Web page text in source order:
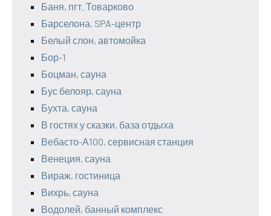
Баня, пгт. Товарково
Барселона, SPA-центр
Белый слон, автомойка
Бор-1
Боцман, сауна
Бус белояр, сауна
Бухта, сауна
В гостях у сказки, база отдыха
Вебасто-А100, сервисная станция
Венеция, сауна
Вираж, гостиница
Вихрь, сауна
Водолей, банный комплекс